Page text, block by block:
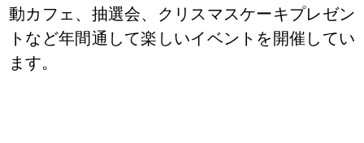
動カフェ、抽選会、クリスマスケーキプレゼン
トなど年間通して楽しいイベントを開催してい
ます。